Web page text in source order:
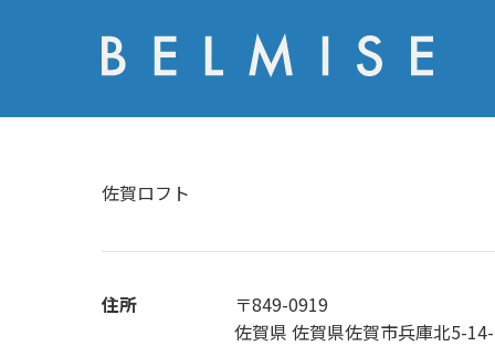
佐賀ロフト
住所
〒849-0919
佐賀県 佐賀県佐賀市兵庫北5-